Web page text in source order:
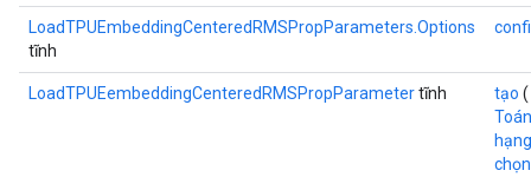
LoadTPUEmbeddingCenteredRMSPropParameters.Options
tĩnh
LoadTPUEembeddingCenteredRMSPropParametertĩnh tạo (
hạng